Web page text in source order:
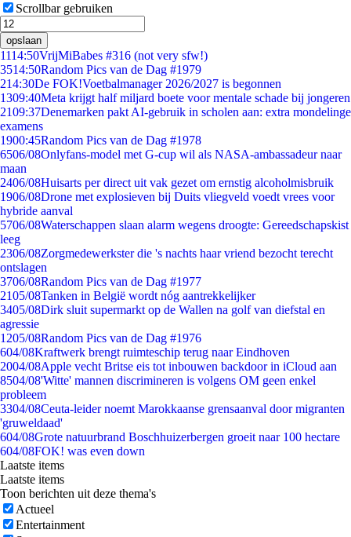
Scrollbar gebruiken
opslaan
1114:50VrijMiBabes #316 (not very sfw!)
3514:50Random Pics van de Dag #1979
214:30De FOK!Voetbalmanager 2026/2027 is begonnen
1309:40Meta krijgt half miljard boete voor mentale schade bij jongeren
2109:37Denemarken pakt AI-gebruik in scholen aan: extra mondelinge
examens
1900:45Random Pics van de Dag #1978
6506/08Onlyfans-model met G-cup wil als NASA-ambassadeur naar
maan
2406/08Huisarts per direct uit vak gezet om ernstig alcoholmisbruik
1906/08Drone met explosieven bij Duits vliegveld voedt vrees voor
hybride aanval
5706/08Waterschappen slaan alarm wegens droogte: Gereedschapskist
leeg
2306/08Zorgmedewerkster die 's nachts haar vriend bezocht terecht
ontslagen
3706/08Random Pics van de Dag #1977
2105/08Tanken in België wordt nóg aantrekkelijker
3405/08Dirk sluit supermarkt op de Wallen na golf van diefstal en
agressie
1205/08Random Pics van de Dag #1976
604/08Kraftwerk brengt ruimteschip terug naar Eindhoven
2004/08Apple vecht Britse eis tot inbouwen backdoor in iCloud aan
8504/08'Witte' mannen discrimineren is volgens OM geen enkel
probleem
3304/08Ceuta-leider noemt Marokkaanse grensaanval door migranten
'gruweldaad'
604/08Grote natuurbrand Boschhuizerbergen groeit naar 100 hectare
604/08FOK! was even down
Laatste items
Laatste items
Toon berichten uit deze thema's
Actueel
Entertainment